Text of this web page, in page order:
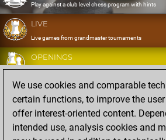
Play against a club level chess program with hints
LIVE
Live games from grandmaster tournaments
OPENINGS
Develop and exercise your openings
DATABASE
Eight million strong games
MYGAMES
Store and analyse your own games in the cloud
We use cookies and comparable
certain functions, to improve the
offer interest-oriented content.
intended use, analysis cookies and